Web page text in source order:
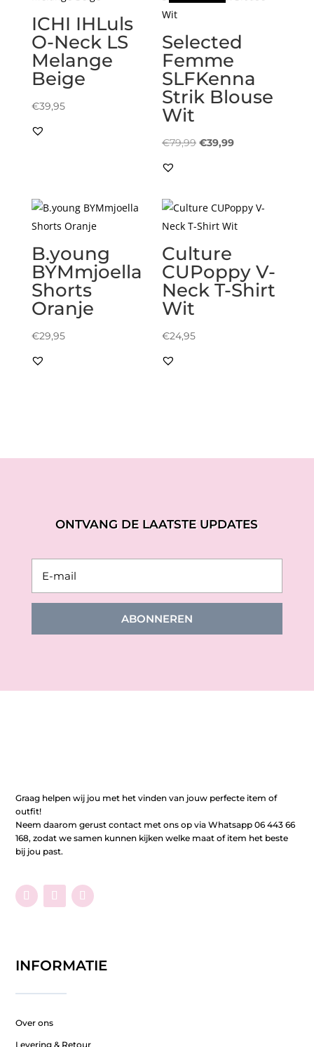
ICHI IHLuls
O-Neck LS
Melange
Beige
€39,95
Selected
Femme
SLFKenna
Strik Blouse
Wit
€79,99 Oorspronkelijke
€39,99Huidige
B.young
BYMmjoella
Shorts
Oranje
€29,95
Culture
CUPoppy V-
Neck T-Shirt
Wit
€24,95
ONTVANG DE LAATSTE UPDATES
ABONNEREN
Graag helpen wij jou met het vinden van jouw perfecte item of
outfit!
Neem daarom gerust contact met ons op via Whatsapp 06 443 66
168, zodat we samen kunnen kijken welke maat of item het beste
bij jou past.
INFORMATIE
Over ons
Levering & Retour